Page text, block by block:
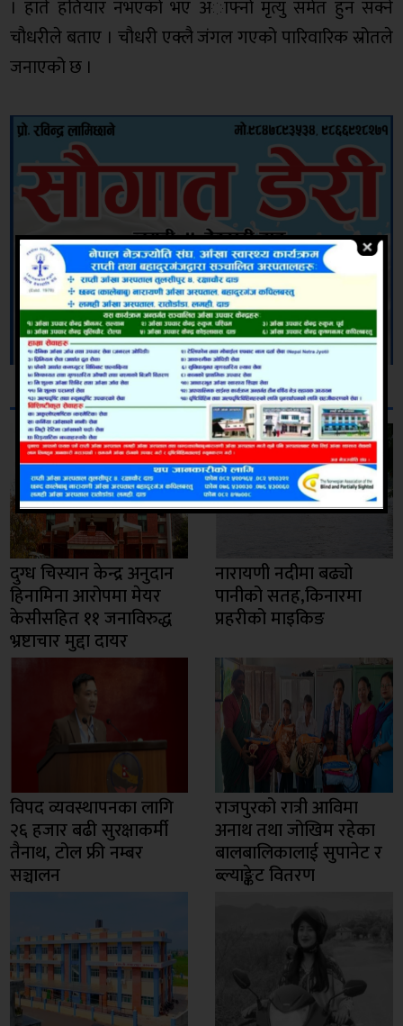
। हाते हतियार नभएको भए अाफ्नो मृत्यु समेत हुन सक्ने
चौधरीले बताए । चौधरी एक्लै जंगल गएको पारिवारिक स्रोतले
जनाएको छ ।
सम्बन्धित
दुग्ध चिस्यान केन्द्र अनुदान
हिनामिना आरोपमा मेयर
केसीसहित ११ जनाविरुद्ध
भ्रष्टाचार मुद्दा दायर
नारायणी नदीमा बढ्यो
पानीको सतह,किनारमा
प्रहरीको माइकिङ
विपद व्यवस्थापनका लागि
२६ हजार बढी सुरक्षाकर्मी
तैनाथ, टोल फ्री नम्बर
सञ्चालन
राजपुरको रात्री आविमा
अनाथ तथा जोखिम रहेका
बालबालिकालाई सुपानेट र
ब्ल्याङ्केट वितरण